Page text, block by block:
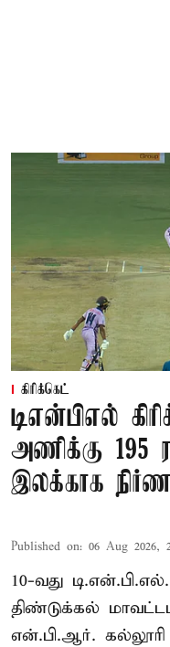
கிரிக்கெட்
டிஎன்பிஎல்
அணிக்கு 195
இலக்காக
Published on: 06 Aug 2026,
10-வது
திண்டுக்கல்
என்.பி.ஆர்.